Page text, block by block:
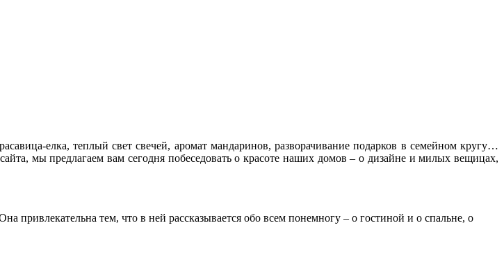
елка, теплый свет свечей, аромат мандаринов, разворачивание подарков в семейном кругу…
мы предлагаем вам сегодня побеседовать о красоте наших домов – о дизайне и милых вещицах,
привлекательна тем, что в ней рассказывается обо всем понемногу – о гостиной и о спальне, о